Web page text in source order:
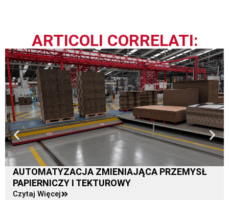
ARTICOLI CORRELATI:
AUTOMATYZACJA ZMIENIAJĄCA PRZEMYSŁ
PAPIERNICZY I TEKTUROWY
Czytaj Więcej